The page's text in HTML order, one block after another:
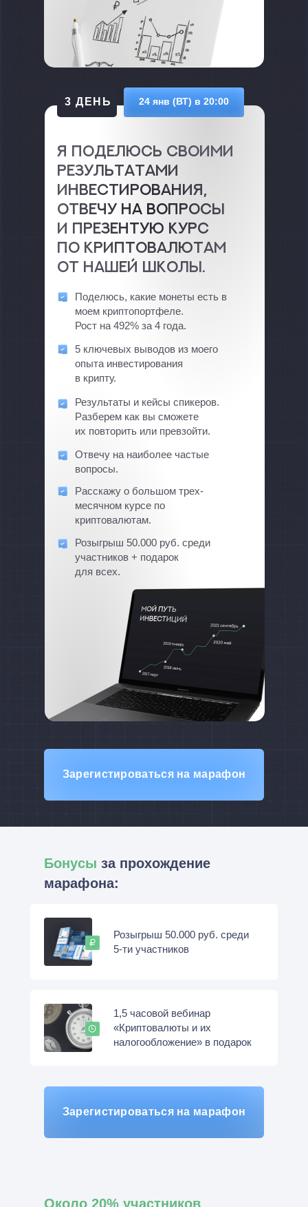
Я поделюсь своими
результатами
инвестирования,
отвечу на вопросы
и презентую курс
по криптовалютам
от нашей школы.
3 ДЕНЬ 24 янв (ВТ) в 20:00
Поделюсь, какие монеты есть в
моем криптопортфеле.
Рост на 492% за 4 года.
5 ключевых выводов из моего
опыта инвестирования
в крипту.
Результаты и кейсы спикеров.
Разберем как вы сможете
их повторить или превзойти.
Отвечу на наиболее частые
вопросы.
Расскажу о большом трех-
месячном курсе по
криптовалютам.
Розыгрыш 50.000 руб. среди
участников + подарок
для всех.
Зарегистироваться на марафон
Бонусы за прохождение
марафона:
Розыгрыш 50.000 руб. среди
5-ти участников
1,5 часовой вебинар
«Криптовалюты и их
налогообложение» в подарок
Зарегистироваться на марафон
Около 20% участников